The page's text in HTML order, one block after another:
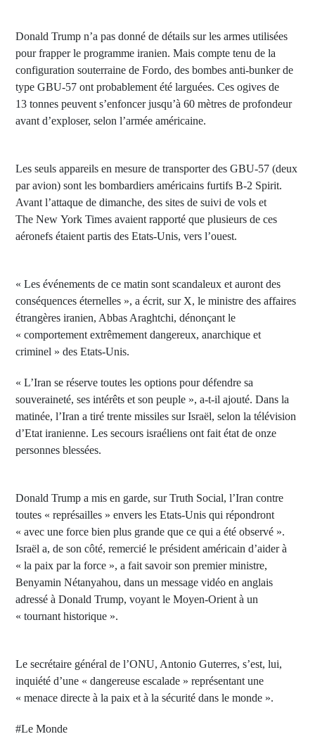
Donald Trump n’a pas donné de détails sur les armes utilisées
pour frapper le programme iranien. Mais compte tenu de la
configuration souterraine de Fordo, des bombes anti-bunker de
type GBU-57 ont probablement été larguées. Ces ogives de
13 tonnes peuvent s’enfoncer jusqu’à 60 mètres de profondeur
avant d’exploser, selon l’armée américaine.
Les seuls appareils en mesure de transporter des GBU-57 (deux
par avion) sont les bombardiers américains furtifs B-2 Spirit.
Avant l’attaque de dimanche, des sites de suivi de vols et
The New York Times avaient rapporté que plusieurs de ces
aéronefs étaient partis des Etats-Unis, vers l’ouest.
« Les événements de ce matin sont scandaleux et auront des
conséquences éternelles », a écrit, sur X, le ministre des affaires
étrangères iranien, Abbas Araghtchi, dénonçant le
« comportement extrêmement dangereux, anarchique et
criminel » des Etats-Unis.
« L’Iran se réserve toutes les options pour défendre sa
souveraineté, ses intérêts et son peuple », a-t-il ajouté. Dans la
matinée, l’Iran a tiré trente missiles sur Israël, selon la télévision
d’Etat iranienne. Les secours israéliens ont fait état de onze
personnes blessées.
Donald Trump a mis en garde, sur Truth Social, l’Iran contre
toutes « représailles » envers les Etats-Unis qui répondront
« avec une force bien plus grande que ce qui a été observé ».
Israël a, de son côté, remercié le président américain d’aider à
« la paix par la force », a fait savoir son premier ministre,
Benyamin Nétanyahou, dans un message vidéo en anglais
adressé à Donald Trump, voyant le Moyen-Orient à un
« tournant historique ».
Le secrétaire général de l’ONU, Antonio Guterres, s’est, lui,
inquiété d’une « dangereuse escalade » représentant une
« menace directe à la paix et à la sécurité dans le monde ».
#Le Monde